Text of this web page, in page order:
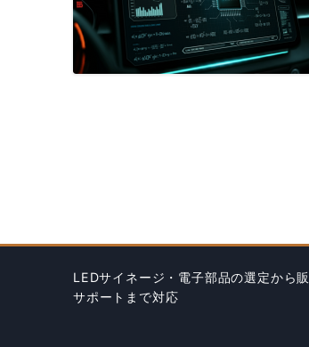
LEDサイネージ・電子部品の選定から
サポートまで対応